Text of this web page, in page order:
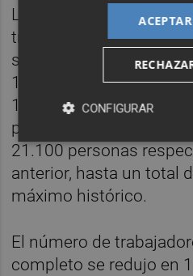
La destrucción de
tres primeros meses
sobre todo, en el sector
191.400 empleos (-1%),
18,63 millones, en tanto
público elevó sus
21.100 personas
anterior, hasta un total
máximo histórico.
El número de
completo se redujo en
CONFIGURAR